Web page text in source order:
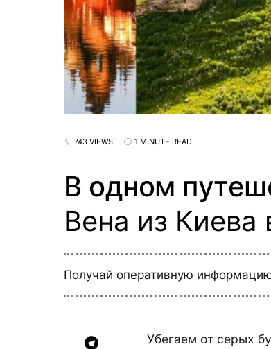
743 VIEWS 1 MINUTE READ
В одном
Вена из Киева
Получай оперативную
Убегаем от серых